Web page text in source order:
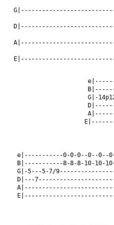
e|-----------0-0-0--0--0--
B|-----------8-8-8-10-10-10-
G|-5---5-7/
D|---